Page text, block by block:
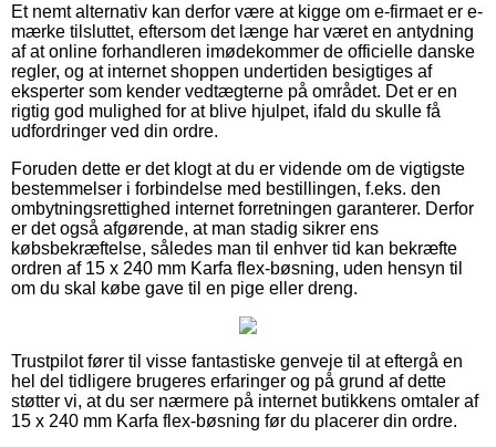
Et nemt alternativ kan derfor være at kigge om e-firmaet er e-
mærke tilsluttet, eftersom det længe har været en antydning
af at online forhandleren imødekommer de officielle danske
regler, og at internet shoppen undertiden besigtiges af
eksperter som kender vedtægterne på området. Det er en
rigtig god mulighed for at blive hjulpet, ifald du skulle få
udfordringer ved din ordre.
Foruden dette er det klogt at du er vidende om de vigtigste
bestemmelser i forbindelse med bestillingen, f.eks. den
ombytningsrettighed internet forretningen garanterer. Derfor
er det også afgørende, at man stadig sikrer ens
købsbekræftelse, således man til enhver tid kan bekræfte
ordren af 15 x 240 mm Karfa flex-bøsning, uden hensyn til
om du skal købe gave til en pige eller dreng.
Trustpilot fører til visse fantastiske genveje til at eftergå en
hel del tidligere brugeres erfaringer og på grund af dette
støtter vi, at du ser nærmere på internet butikkens omtaler af
15 x 240 mm Karfa flex-bøsning før du placerer din ordre.